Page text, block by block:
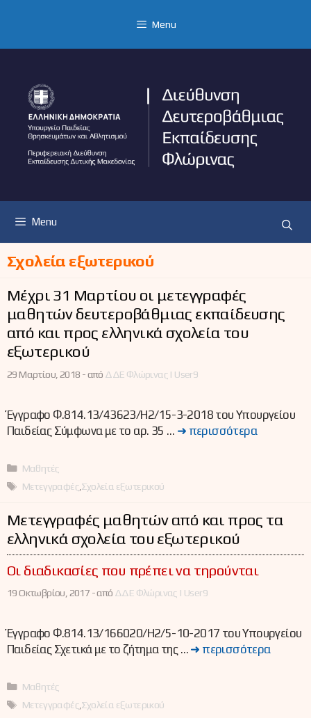
Menu
Menu
Σχολεία εξωτερικού
Μέχρι 31 Μαρτίου οι μετεγγραφές
μαθητών δευτεροβάθμιας εκπαίδευσης
από και προς ελληνικά σχολεία του
εξωτερικού
29 Μαρτίου, 2018 -από ΔΔΕ Φλώρινας | User9
Έγγραφο Φ.814.13/43623/Η2/15-3-2018 του Υπουργείου
Παιδείας Σύμφωνα με το αρ. 35 … ➜ περισσότερα
Κατηγορίες
Μαθητές
Ετικέτες
Μετεγγραφές Σχολεία εξωτερικού
Μετεγγραφές μαθητών από και προς τα
ελληνικά σχολεία του εξωτερικού
Οι διαδικασίες που πρέπει να τηρούνται
19 Οκτωβρίου, 2017 -από ΔΔΕ Φλώρινας | User9
Έγγραφο Φ.814.13/166020/Η2/5-10-2017 του Υπουργείου
Παιδείας Σχετικά με το ζήτημα της … ➜ περισσότερα
Κατηγορίες
Μαθητές
Ετικέτες
Μετεγγραφές Σχολεία εξωτερικού